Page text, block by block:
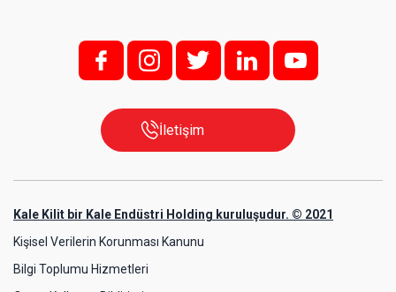
f; i; t l y
İletişim
Kale Kilit bir Kale Endüstri Holding kuruluşudur. © 2021
Kişisel Verilerin Korunması Kanunu
Bilgi Toplumu Hizmetleri